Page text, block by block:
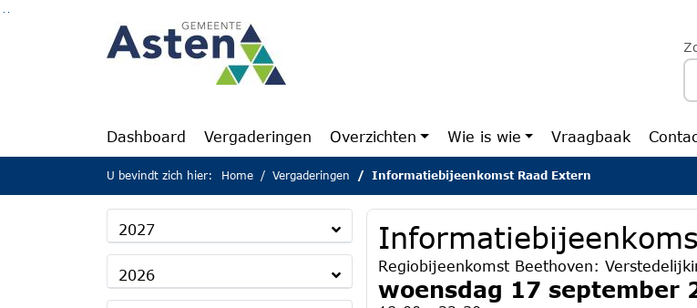
Ga naar de inhoud van deze pagina
Ga naar het zoeken
Ga naar het menu
Dashboard Vergaderingen Overzichten Wie is wie Vraagbaak
U bevindt zich hier: Home Vergaderingen Informatiebijeenkomst Raad Extern
2027
2026
Regiobijeenkomst Beethoven:
woensdag 17 september